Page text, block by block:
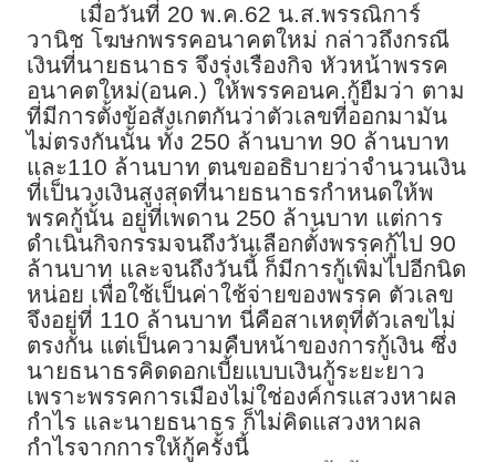
เมื่อวันที่ 20 พ.ค.62 น.ส.พรรณิการ์
วานิช โฆษกพรรคอนาคตใหม่ กล่าวถึงกรณี
เงินที่นายธนาธร จึงรุ่งเรืองกิจ หัวหน้าพรรค
อนาคตใหม่(อนค.) ให้พรรคอนค.กู้ยืมว่า ตาม
ที่มีการตั้งข้อสังเกตกันว่าตัวเลขที่ออกมามัน
ไม่ตรงกันนั้น ทั้ง 250 ล้านบาท 90 ล้านบาท
และ110 ล้านบาท ตนขออธิบายว่าจำนวนเงิน
ที่เป็นวงเงินสูงสุดที่นายธนาธรกำหนดให้พ
พรคกู้นั้น อยู่ที่เพดาน 250 ล้านบาท แต่การ
ดำเนินกิจกรรมจนถึงวันเลือกตั้งพรรคกู้ไป 90
ล้านบาท และจนถึงวันนี้ ก็มีการกู้เพิ่มไปอีกนิด
หน่อย เพื่อใช้เป็นค่าใช้จ่ายของพรรค ตัวเลข
จึงอยู่ที่ 110 ล้านบาท นี่คือสาเหตุที่ตัวเลขไม่
ตรงกัน แต่เป็นความคืบหน้าของการกู้เงิน ซึ่ง
นายธนาธรคิดดอกเบี้ยแบบเงินกู้ระยะยาว
เพราะพรรคการเมืองไม่ใช่องค์กรแสวงหาผล
กำไร และนายธนาธร ก็ไม่คิดแสวงหาผล
กำไรจากการให้กู้ครั้งนี้